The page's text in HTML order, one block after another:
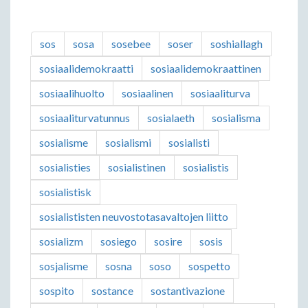
sos sosa sosebee soser
soshiallagh
sosiaalidemokraatti
sosiaalidemokraattinen
sosiaalihuolto
sosiaalinen
sosiaaliturva
sosiaaliturvatunnus
sosialaeth
sosialisma
sosialisme
sosialismi
sosialisti
sosialisties
sosialistinen
sosialistis
sosialistisk
sosialististen neuvostotasavaltojen liitto
sosializm
sosiego sosire
sosis
sosjalisme
sosna soso
sospetto
sospito
sostance
sostantivazione